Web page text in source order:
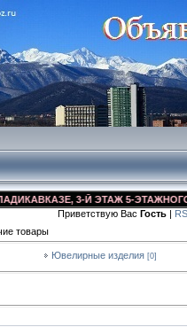
3-Й ЭТАЖ 5-ЭТАЖНОГО
Приветствую Вас Гость |
товары
Ювелирные изделия [0]